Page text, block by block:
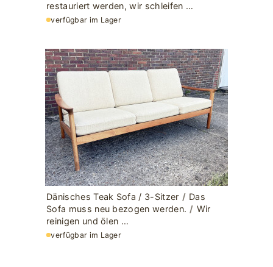
restauriert werden, wir schleifen …
verfügbar im Lager
Dänisches Teak Sofa / 3-Sitzer / Das
Sofa muss neu bezogen werden. / Wir
reinigen und ölen …
verfügbar im Lager